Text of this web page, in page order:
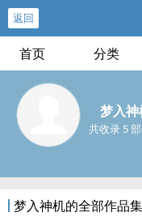
返回
首页 分类
梦入神
共收录 5
梦入神机的全部作品集